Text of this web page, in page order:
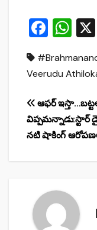
F
c
e
b
o
o
k
W
at
s
A
p
p
Veerudu
Post
ఆఫర్
విప్పమన్నాడు:స్టార్
నటి షాకింగ్